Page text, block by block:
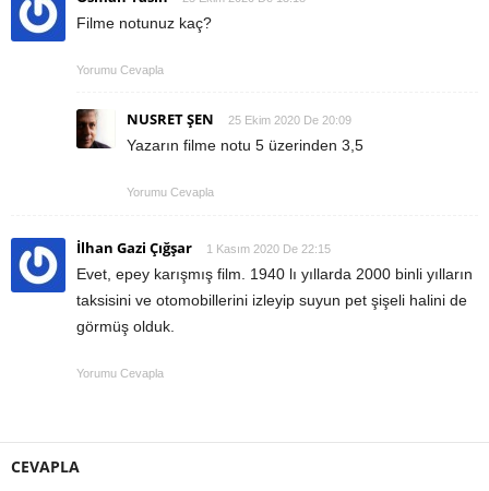
Filme notunuz kaç?
Yorumu Cevapla
NUSRET ŞEN 25 Ekim 2020 De 20:09
Yazarın filme notu 5 üzerinden 3,5
Yorumu Cevapla
İlhan Gazi Çığşar 1 Kasım 2020 De 22:15
Evet, epey karışmış film. 1940 lı yıllarda 2000 binli yılların
taksisini ve otomobillerini izleyip suyun pet şişeli halini de
görmüş olduk.
Yorumu Cevapla
CEVAPLA